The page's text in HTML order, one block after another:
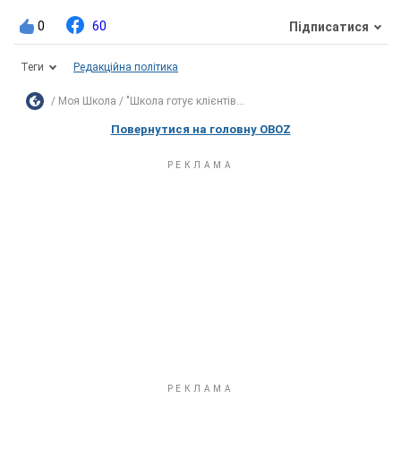
0 60 Підписатися
Теги Редакційна політика
Моя Школа "Школа готує клієнтів...
Повернутися на головну OBOZ